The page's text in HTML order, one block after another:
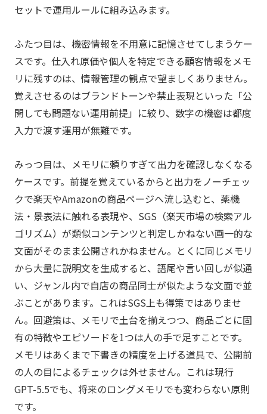
セットで運用ルールに組み込みます。
ふたつ目は、機密情報を不用意に記憶させてしまうケー
スです。仕入れ原価や個人を特定できる顧客情報をメモ
リに残すのは、情報管理の観点で望ましくありません。
覚えさせるのはブランドトーンや禁止表現といった「公
開しても問題ない運用前提」に絞り、数字の機密は都度
入力で渡す運用が無難です。
みっつ目は、メモリに頼りすぎて出力を確認しなくなる
ケースです。前提を覚えているからと出力をノーチェッ
クで楽天やAmazonの商品ページへ流し込むと、薬機
法・景表法に触れる表現や、SGS（楽天市場の検索アル
ゴリズム）が類似コンテンツと判定しかねない画一的な
文面がそのまま公開されかねません。とくに同じメモリ
から大量に説明文を生成すると、語尾や言い回しが似通
い、ジャンル内で自店の商品同士が似たような文面で並
ぶことがあります。これはSGS上も得策ではありませ
ん。回避策は、メモリで土台を揃えつつ、商品ごとに固
有の特徴やエピソードを1つは人の手で足すことです。
メモリはあくまで下書きの精度を上げる道具で、公開前
の人の目によるチェックは外せません。これは現行
GPT-5.5でも、将来のロングメモリでも変わらない原則
です。